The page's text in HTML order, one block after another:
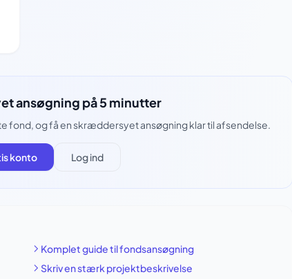
ansøgning på 5 minutter
fond, og få en skræddersyet ansøgning klar til afsendelse.
konto Log ind
Komplet guide til fondsansøgning
Skriv en stærk projektbeskrivelse